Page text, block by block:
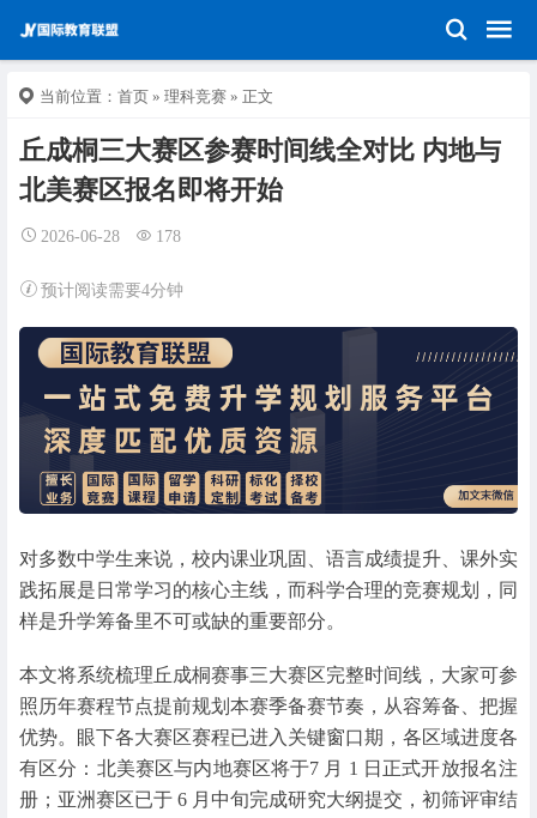
当前位置： 首页 » 理科竞赛 » 正文
丘成桐三大赛区参赛时间线全对比 内地与
北美赛区报名即将开始
2026-06-28 178
预计阅读需要4分钟
对多数中学生来说，校内课业巩固、语言成绩提升、课外实
践拓展是日常学习的核心主线，而科学合理的竞赛规划，同
样是升学筹备里不可或缺的重要部分。
本文将系统梳理丘成桐赛事三大赛区完整时间线，大家可参
照历年赛程节点提前规划本赛季备赛节奏，从容筹备、把握
优势。眼下各大赛区赛程已进入关键窗口期，各区域进度各
有区分：北美赛区与内地赛区将于7 月 1 日正式开放报名注
册；亚洲赛区已于 6 月中旬完成研究大纲提交，初筛评审结